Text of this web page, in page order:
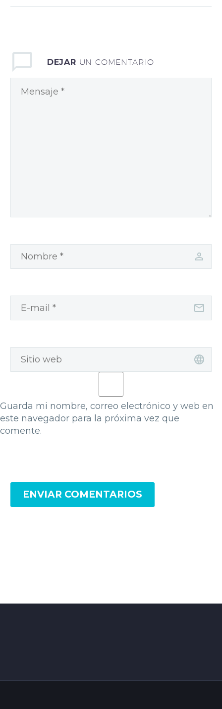
aliquet. Aenean
DEJAR UN COMENTARIO
Guarda mi nombre, correo electrónico y web en
este navegador para la próxima vez que
comente.
ENVIAR COMENTARIOS